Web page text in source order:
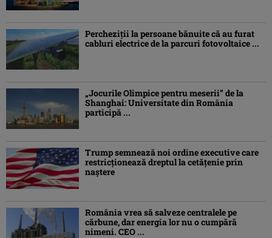
Percheziţii la persoane bănuite că au furat
cabluri electrice de la parcuri fotovoltaice ...
„Jocurile Olimpice pentru meserii” de la
Shanghai: Universitate din România
participă ...
Trump semnează noi ordine executive care
restricţionează dreptul la cetăţenie prin
naştere
România vrea să salveze centralele pe
cărbune, dar energia lor nu o cumpără
nimeni. CEO ...